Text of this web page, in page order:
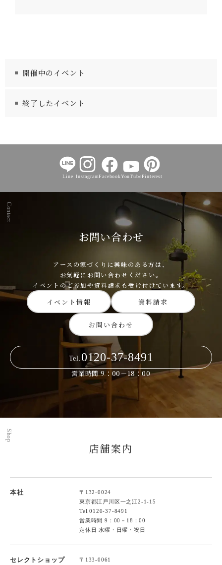
開催中のイベント
終了したイベント
Line InstagramFacebookYouTubePinterest
Contact
お問い合わせ
アースの家づくりに興味のある方は、
お気軽にお問い合わせください。
イベントのご参加や資料請求も受け付けています。
イベント情報 資料請求
お問い合わせ
Tel. 0120-37-8491
営業時間 9：00－18：00
Shop
店舗案内
本社
〒132-0024
東京都江戸川区一之江2-1-15
Tel.0120-37-8491
営業時間 9：00－18：00
定休日 水曜・日曜・祝日
セレクトショップ
〒133-0061